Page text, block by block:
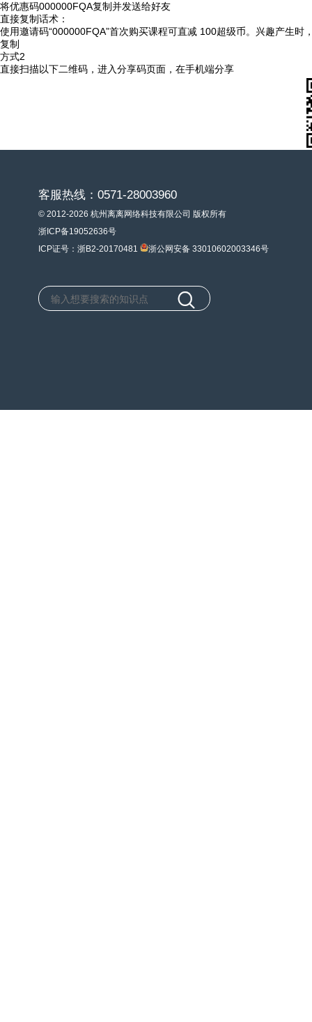
将优惠码000000FQA复制并发送给好友
直接复制话术：
使用邀请码“000000FQA”首次购买课程可直减 100超级币。兴趣产生时
复制
方式2
直接扫描以下二维码，进入分享码页面，在手机端分享
客服热线：0571-28003960
© 2012-2026 杭州离离网络科技有限公司 版权所有
浙ICP备19052636号
ICP证号：浙B2-20170481
浙公网安备 33010602003346号